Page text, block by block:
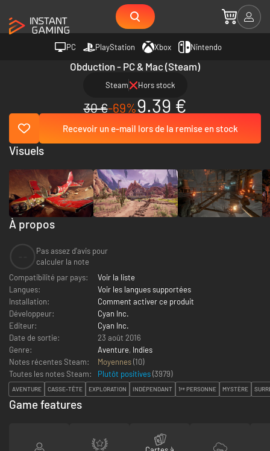
PC PlayStation Xbox Nintendo
Obduction - PC & Mac (Steam)
Steam Hors stock
30 €-69%9.39 €
Recevoir un e-mail lors de la remise en stock
À propos
Pas assez d'avis pour
calculer la note
Compatibilité par pays:
Voir la liste
Langues:
Voir les langues supportées
Installation:
Comment activer ce produit
Développeur:
Cyan Inc.
Editeur:
Cyan Inc.
Date de sortie:
23 août 2016
Genre:
Aventure, Indies
Notes récentes Steam:
Moyennes(10)
Toutes les notes Steam:
Plutôt positives(3979)
AVENTURE CASSE-TÊTE EXPLORATION INDÉPENDANT 1ʳᵉ PERSONNE MYSTÈRE
Visuels
Game features